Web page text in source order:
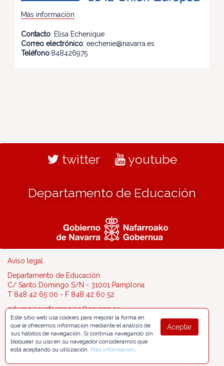
Más información
Contacto: Elisa Echenique
Correo electrónico: eechenie@navarra.es
Teléfono:848426975
twitter youtube
Departamento de Educación
Aviso legal
Departamento de Educación
C/ Santo Domingo S/N - 31001 Pamplona
T 848 42 65 00 - F 848 42 60 52
educacion.informacion@navarra.es
Aceptar
Este sitio web usa cookies para mejorar la forma en
que le ofrecemos información mediante el análisis de
sus hábitos de navegación. Si continúa navegando sin
bloquear su uso en su navegador consideramos que
está aceptando su utilización. Más información.